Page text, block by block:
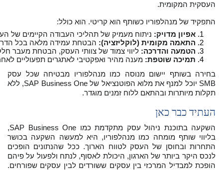
העסקית המקומית.
התפקיד של מנהלפוריו כשותף הוא קריטי. הוא כולל:
אפיון מדויק: ניתוח מעמיק של תהליכי העבודה הקיימים של
התאמה מקומית (לוקליזציה): הבטחת עמידה מלאה בכל
הטמעה והדרכה: ליווי צמוד של צוותי העסק, הבטחת מעבר
תמיכה שוטפת: מענה מהיר ואפקטיבי לאתגרים תפעוליים
בחירה בשותף יישום מנוסה כמו מנהלפוריו מבטיחה שכל עסק
SMB יוכל למנף את מלוא הפוטנציאל של SAP Business One, ללא
תקלות מיותרות ובהתאם ללוח זמנים מוגדר.
העתיד כבר כאן
השקעה בתוכנת ניהול עסק מתקדמת כמו SAP Business One,
בליווי שותף מומחה כמו מנהלפוריו, היא למעשה השקעה בכושר
התחרות ובחוסן של העסק לטווח הארוך. ככל שהנתונים הופכים
לנכס היקר ביותר של הארגון, היכולת לאסוף, לנתח ולפעול על פיהם
הופכת למבדיל המרכזי בין עסקים ששורדים לבין עסקים שפורחים.